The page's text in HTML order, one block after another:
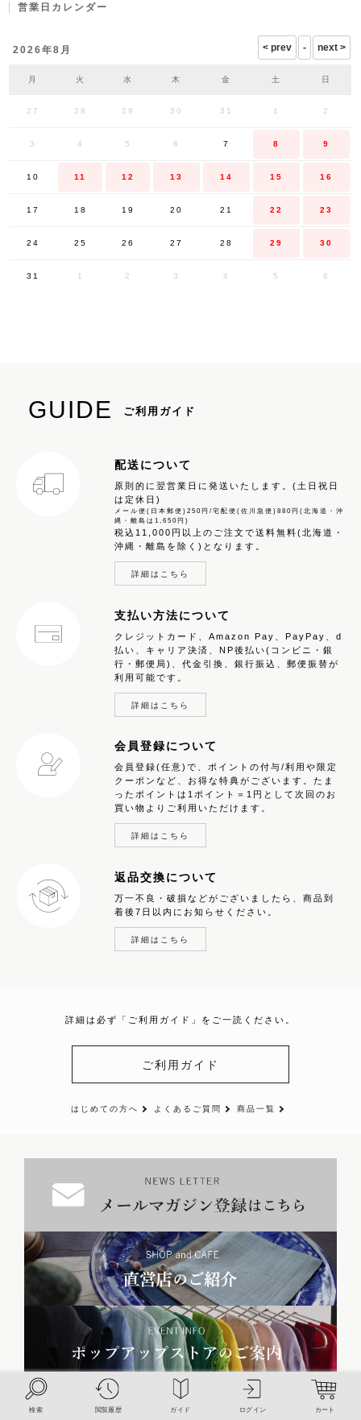
19,360 税込 カートボタンへ
営業日カレンダー
2026年8月
月 火 水 木 金 土 日
27 28 29 30 31 1 2
3 4 5 6 7 8 9
10 11 12 13 14 15 16
17 18 19 20 21 22 23
24 25 26 27 28 29 30
31 1 2 3 4 5 6
GUIDE ご利用ガイド
配送について
原則的に翌営業日に発送いたします。(土日祝日
は定休日)
メール便(日本郵便)250円/宅配便(佐川急便)880円(北海道・沖
縄・離島は1,650円)
税込11,000円以上のご注文で送料無料(北海道・
沖縄・離島を除く)となります。
詳細はこちら
支払い方法について
クレジットカード、Amazon Pay、PayPay、d
払い、キャリア決済、NP後払い(コンビニ・銀
行・郵便局)、代金引換、銀行振込、郵便振替が
利用可能です。
詳細はこちら
会員登録について
会員登録(任意)で、ポイントの付与/利用や限定
クーポンなど、お得な特典がございます。たま
ったポイントは1ポイント＝1円として次回のお
買い物よりご利用いただけます。
詳細はこちら
返品交換について
万一不良・破損などがございましたら、商品到
着後7日以内にお知らせください。
詳細はこちら
詳細は必ず「ご利用ガイド」をご一読ください。
ご利用ガイド
はじめての方へ よくあるご質問 商品一覧